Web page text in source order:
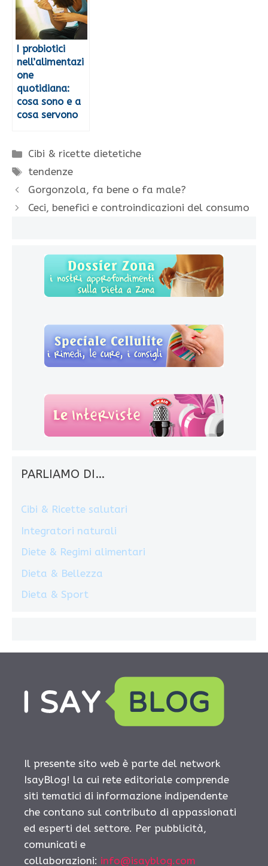
I probiotici
nell’alimentazi
one
quotidiana:
cosa sono e a
cosa servono
Categorie
Cibi & ricette dietetiche
Tag
tendenze
Gorgonzola, fa bene o fa male?
Ceci, benefici e controindicazioni del consumo
PARLIAMO DI…
Cibi & Ricette salutari
Integratori naturali
Diete & Regimi alimentari
Dieta & Bellezza
Dieta & Sport
Il presente sito web è parte del network
IsayBlog! la cui rete editoriale comprende
siti tematici di informazione indipendente
che contano sul contributo di appassionati
ed esperti del settore. Per pubblicità,
comunicati e
collaborazioni: info@isayblog.com